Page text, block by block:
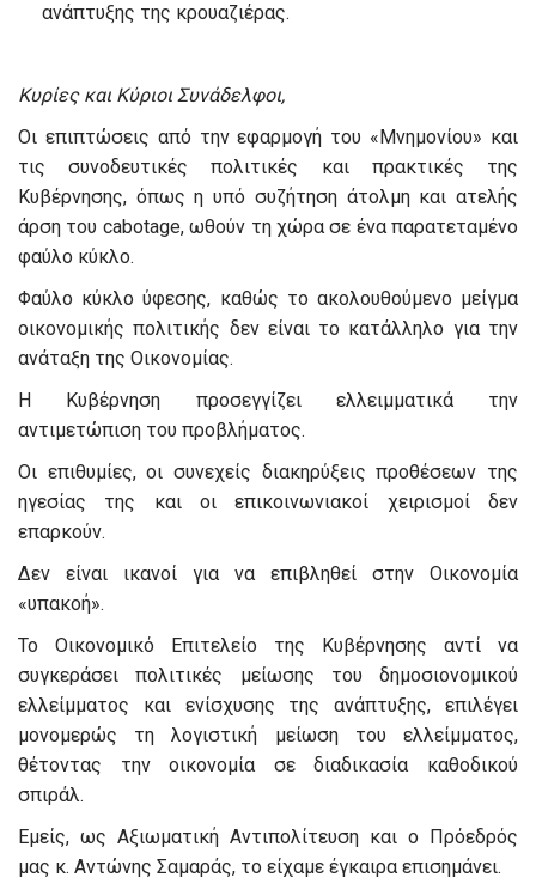
ανάπτυξης της κρουαζιέρας.
Κυρίες και Κύριοι Συνάδελφοι,
Οι επιπτώσεις από την εφαρμογή του «Μνημονίου» και
τις συνοδευτικές πολιτικές και πρακτικές της
Κυβέρνησης, όπως η υπό συζήτηση άτολμη και ατελής
άρση του cabotage, ωθούν τη χώρα σε ένα παρατεταμένο
φαύλο κύκλο.
Φαύλο κύκλο ύφεσης, καθώς το ακολουθούμενο μείγμα
οικονομικής πολιτικής δεν είναι το κατάλληλο για την
ανάταξη της Οικονομίας.
Η Κυβέρνηση προσεγγίζει ελλειμματικά την
αντιμετώπιση του προβλήματος.
Οι επιθυμίες, οι συνεχείς διακηρύξεις προθέσεων της
ηγεσίας της και οι επικοινωνιακοί χειρισμοί δεν
επαρκούν.
Δεν είναι ικανοί για να επιβληθεί στην Οικονομία
«υπακοή».
Το Οικονομικό Επιτελείο της Κυβέρνησης αντί να
συγκεράσει πολιτικές μείωσης του δημοσιονομικού
ελλείμματος και ενίσχυσης της ανάπτυξης, επιλέγει
μονομερώς τη λογιστική μείωση του ελλείμματος,
θέτοντας την οικονομία σε διαδικασία καθοδικού
σπιράλ.
Εμείς, ως Αξιωματική Αντιπολίτευση και ο Πρόεδρός
μας κ. Αντώνης Σαμαράς, το είχαμε έγκαιρα επισημάνει.